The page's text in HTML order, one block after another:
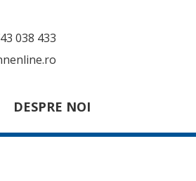
038 433
DESPRE NOI